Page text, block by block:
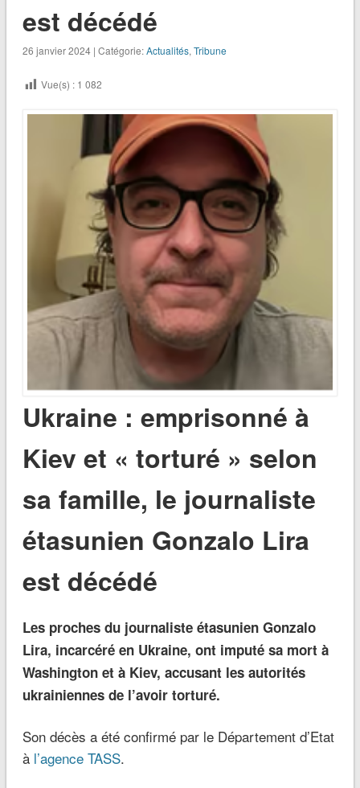
est décédé
26 janvier 2024 | Catégorie:Actualités, Tribune
Vue(s) : 1 082
Ukraine : emprisonné à
Kiev et « torturé » selon
sa famille, le journaliste
étasunien Gonzalo Lira
est décédé
Les proches du journaliste étasunien Gonzalo
Lira, incarcéré en Ukraine, ont imputé sa mort à
Washington et à Kiev, accusant les autorités
ukrainiennes de l’avoir torturé.
Son décès a été confirmé par le Département d’Etat
à l’agence TASS.